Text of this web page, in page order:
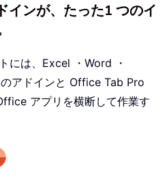
ンが、たった1 つのイ
には、Excel ・Word ・
アドインと Office Tab Pro
アプリを横断して作業す